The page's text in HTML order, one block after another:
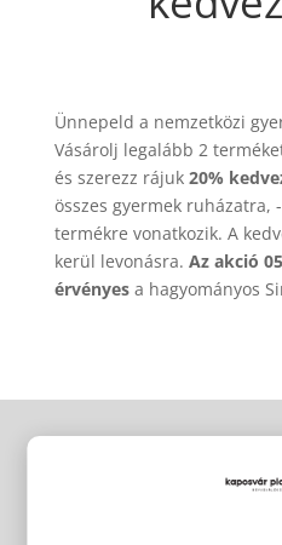
Ünnepeld a nemzetközi
Vásárolj legalább 2
és szerezz rájuk 20%
összes gyermek ruházatra,
termékre vonatkozik. A
kerül levonásra. Az akció
érvényesa hagyományos